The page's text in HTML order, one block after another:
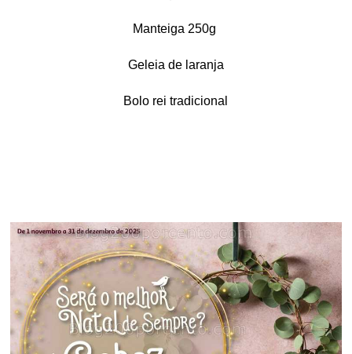
Manteiga 250g
Geleia de laranja
Bolo rei tradicional